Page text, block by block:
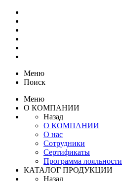
Меню
Поиск
Меню
О КОМПАНИИ
Назад
О КОМПАНИИ
О нас
Сотрудники
Сертификаты
Программа лояльности
КАТАЛОГ ПРОДУКЦИИ
Назад